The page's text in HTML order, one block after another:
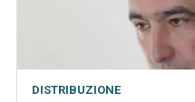
DISTRIBUZIONE